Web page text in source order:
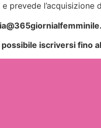
prevede
iscriversi fino